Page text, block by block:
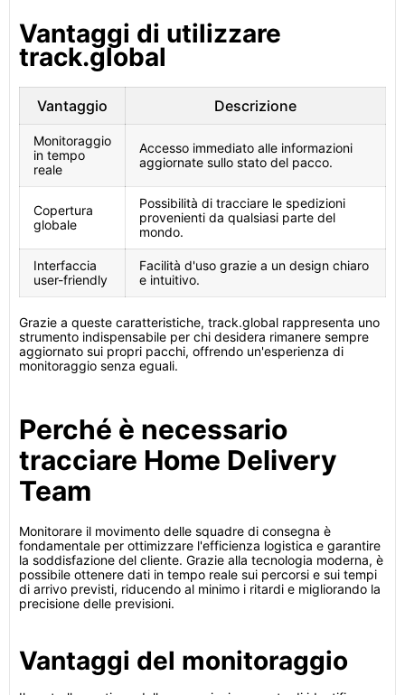
Vantaggi di utilizzare
track.global
Vantaggio Descrizione
Monitoraggio
in tempo
reale
Accesso immediato alle informazioni
aggiornate sullo stato del pacco.
Copertura
globale
Possibilità di tracciare le spedizioni
provenienti da qualsiasi parte del
mondo.
Interfaccia
user-friendly
Facilità d'uso grazie a un design chiaro
e intuitivo.
Grazie a queste caratteristiche, track.global rappresenta uno
strumento indispensabile per chi desidera rimanere sempre
aggiornato sui propri pacchi, offrendo un'esperienza di
monitoraggio senza eguali.
Perché è necessario
tracciare Home Delivery
Team
Monitorare il movimento delle squadre di consegna è
fondamentale per ottimizzare l'efficienza logistica e garantire
la soddisfazione del cliente. Grazie alla tecnologia moderna, è
possibile ottenere dati in tempo reale sui percorsi e sui tempi
di arrivo previsti, riducendo al minimo i ritardi e migliorando la
precisione delle previsioni.
Vantaggi del monitoraggio